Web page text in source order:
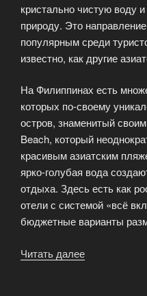
кристально чистую воду
природу. Это
популярным среди
известно, как другие
На Филиппинах есть
которых по-своему
остров, знаменитый
Beach, который
красивым азиатским
ярко-голубая вода
отдыха. Здесь есть как
отели с системой «всё
бюджетные варианты
Читать далее